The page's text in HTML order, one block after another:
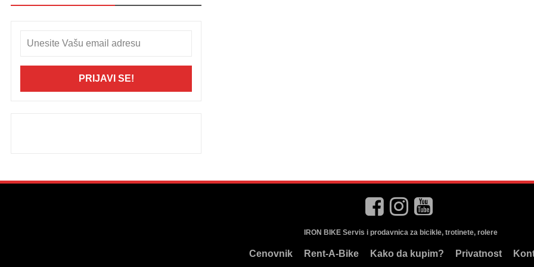
PRIJAVI SE!
IRON BIKE Servis i prodavnica za bicikle, trotinete, rolere
Cenovnik Rent-A-Bike Kako da kupim? Privatnost